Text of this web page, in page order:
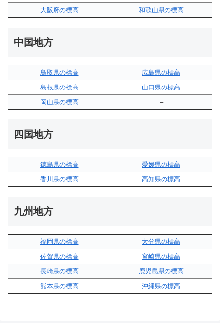
大阪府の標高
和歌山県の標高
中国地方
鳥取県の標高
広島県の標高
島根県の標高
山口県の標高
岡山県の標高
–
四国地方
徳島県の標高
愛媛県の標高
香川県の標高
高知県の標高
九州地方
福岡県の標高
大分県の標高
佐賀県の標高
宮崎県の標高
長崎県の標高
鹿児島県の標高
熊本県の標高
沖縄県の標高